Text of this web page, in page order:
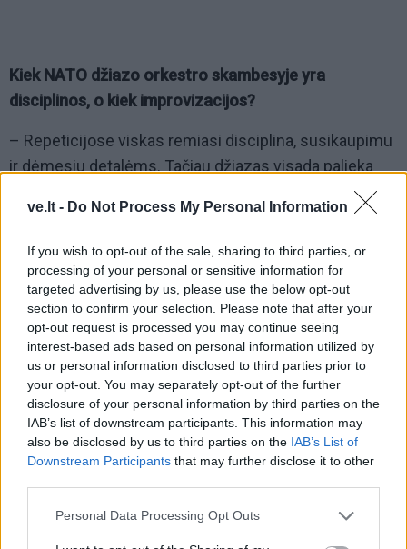
ve.lt - Do Not Process My Personal Information
If you wish to opt-out of the sale, sharing to third parties, or
processing of your personal or sensitive information for
targeted advertising by us, please use the below opt-out
section to confirm your selection. Please note that after your
opt-out request is processed you may continue seeing
interest-based ads based on personal information utilized by
us or personal information disclosed to third parties prior to
your opt-out. You may separately opt-out of the further
disclosure of your personal information by third parties on the
IAB’s list of downstream participants. This information may
also be disclosed by us to third parties on the IAB’s List of
Downstream Participants that may further disclose it to other
Personal Data Processing Opt Outs
Kiek NATO džiazo orkestro skambesyje yra
disciplinos, o kiek improvizacijos?
– Repeticijose viskas remiasi disciplina, susikaupimu
ir dėmesiu detalėms. Tačiau džiazas visada palieka
Kruopščiai pasirengiame tam, kad scenoje muzika
galėtų kvėpuoti laisvai ir natūraliai.
Ar galima sakyti, kad džiazas tampa savotiška
diplomatijos forma?
– Be jokios abejonės. Muzika turi unikalią galią
sujungti žmones, nepaisant jų kultūrų, kalbų ar
patirties skirtumų. Tam tikra prasme tai, ką darome
scenoje, atspindi tas pačias partnerystės ir
bendradarbiavimo vertybes, kuriomis grindžiama